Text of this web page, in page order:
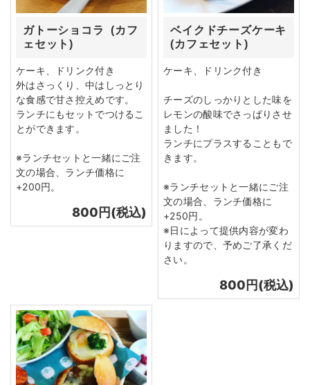
ガトーショコラ (カフ
ェセット)
ケーキ、ドリンク付き
外はさっくり、中はしっとり
な食感で甘さ控えめです。
ランチにもセットでつけるこ
とができます。
※ランチセットと一緒にご注
文の場合、ランチ価格に
+200円。
800円(税込)
ベイクドチーズケーキ
(カフェセット)
ケーキ、ドリンク付き
チーズのしっかりとした味を
レモンの酸味でさっぱりさせ
ました！
ランチにプラスすることもで
きます。
※ランチセットと一緒にご注
文の場合、ランチ価格に
+250円。
※日によって提供内容が変わ
りますので、予めご了承くだ
さい。
800円(税込)